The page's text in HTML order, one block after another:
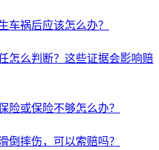
车祸后应该怎么办？
怎么判断？这些证据会影响赔
险或保险不够怎么办？
倒摔伤，可以索赔吗？